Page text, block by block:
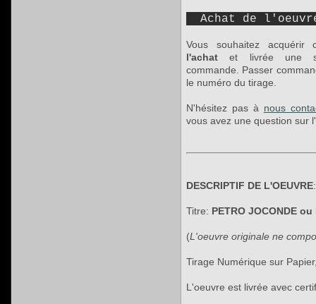
Achat de
Vous souhaitez
l'achat et livrée une
commande. Passer
le numéro du tirage.
N'hésitez pas à nous
vous avez une question sur
DESCRIPTIF DE L'OEUVRE:
Titre: PETRO JOCONDE
(L'oeuvre originale ne
Tirage Numérique sur
L'oeuvre est livrée avec